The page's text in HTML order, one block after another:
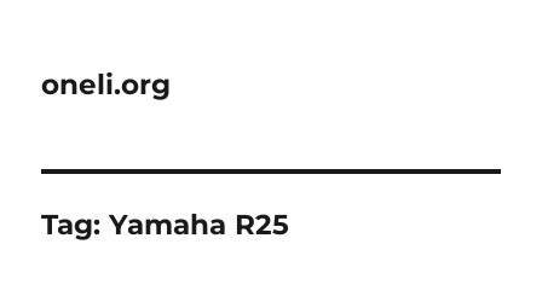
oneli.org
Tag:Yamaha R25